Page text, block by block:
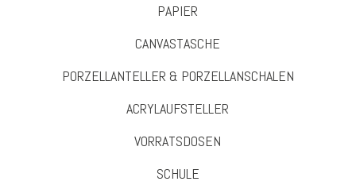
PAPIER
CANVASTASCHE
PORZELLANTELLER & PORZELLANSCHALEN
ACRYLAUFSTELLER
VORRATSDOSEN
SCHULE